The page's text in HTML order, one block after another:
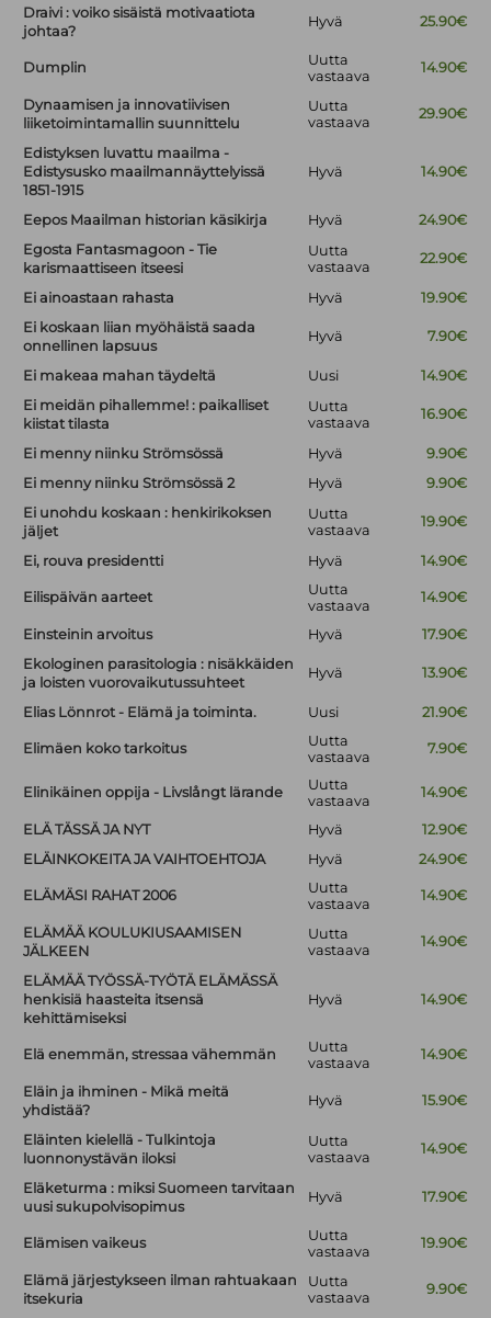
Draivi : voiko sisäistä motivaatiota
johtaa?
Hyvä 25.90€
Dumplin
Uutta
vastaava
14.90€
Dynaamisen ja innovatiivisen
liiketoimintamallin suunnittelu
Uutta
vastaava
29.90€
Edistyksen luvattu maailma -
Edistysusko maailmannäyttelyissä
1851-1915
Hyvä 14.90€
Eepos Maailman historian käsikirja Hyvä
24.90€
Egosta Fantasmagoon - Tie
karismaattiseen itseesi
Uutta
vastaava
22.90€
Ei ainoastaan rahasta Hyvä
19.90€
Ei koskaan liian myöhäistä saada
onnellinen lapsuus
Hyvä 7.90€
Ei makeaa mahan täydeltä Uusi
14.90€
Ei meidän pihallemme! : paikalliset
kiistat tilasta
Uutta
vastaava
16.90€
Ei menny niinku Strömsössä Hyvä
9.90€
Ei menny niinku Strömsössä 2
Hyvä
9.90€
Ei unohdu koskaan : henkirikoksen
jäljet
Uutta
vastaava
19.90€
Ei, rouva presidentti Hyvä 14.90€
Eilispäivän aarteet
Uutta
vastaava
14.90€
Einsteinin arvoitus Hyvä
17.90€
Ekologinen parasitologia : nisäkkäiden
ja loisten vuorovaikutussuhteet
Hyvä 13.90€
Elias Lönnrot - Elämä ja toiminta. Uusi 21.90€
Elimäen koko tarkoitus
Uutta
vastaava
7.90€
Elinikäinen oppija - Livslångt lärande
Uutta
vastaava
14.90€
ELÄ TÄSSÄ JA NYT Hyvä
12.90€
ELÄINKOKEITA JA VAIHTOEHTOJA
Hyvä 24.90€
ELÄMÄSI RAHAT 2006
Uutta
vastaava
14.90€
ELÄMÄÄ KOULUKIUSAAMISEN
JÄLKEEN
Uutta
vastaava
14.90€
ELÄMÄÄ TYÖSSÄ-TYÖTÄ ELÄMÄSSÄ
henkisiä haasteita itsensä
kehittämiseksi
Hyvä 14.90€
Elä enemmän, stressaa vähemmän
Uutta
vastaava
14.90€
Eläin ja ihminen - Mikä meitä
yhdistää?
Hyvä 15.90€
Eläinten kielellä - Tulkintoja
luonnonystävän iloksi
Uutta
vastaava
14.90€
Eläketurma : miksi Suomeen tarvitaan
uusi sukupolvisopimus
Hyvä 17.90€
Elämisen vaikeus
Uutta
vastaava
19.90€
Elämä järjestykseen ilman rahtuakaan
itsekuria
Uutta
vastaava
9.90€